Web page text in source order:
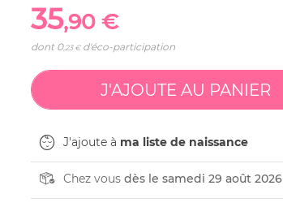
35,90 €
dont 0,23 €d'éco-participation
J'ajoute à ma liste de naissance
Chez vous dès le samedi 29 août 2026